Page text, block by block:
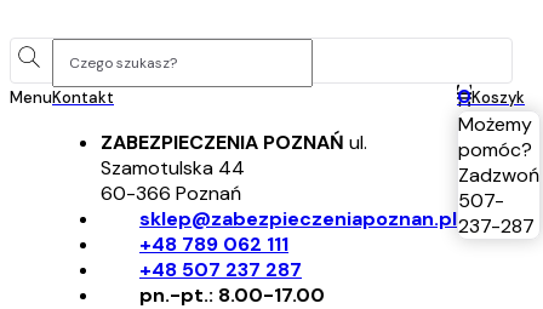
MenuKontakt
ZABEZPIECZENIA POZNAŃ ul.
Szamotulska 44
60-366 Poznań
sklep@zabezpieczeniapoznan.pl
+48 789 062 111
+48 507 237 287
pn.-pt.: 8.00-17.00
0Koszyk
Możemy
pomóc?
Zadzwoń
507-
237-287